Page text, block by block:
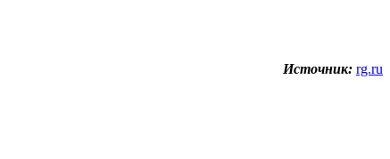
Источник: rg.ru